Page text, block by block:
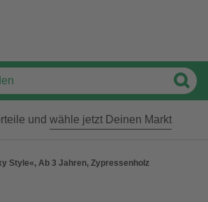
und wähle jetzt Deinen Markt
Style«, Ab 3 Jahren, Zypressenholz